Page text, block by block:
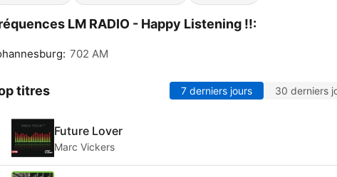
LM RADIO - Happy Listening !!:
702 AM
titres 7 derniers jours 30 derniers
Future Lover
Marc Vickers